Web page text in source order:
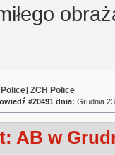
ZCH Police
#20491 dnia: Grudnia
AB w